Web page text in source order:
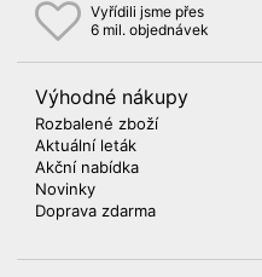
Vyřídili jsme přes
6 mil. objednávek
Výhodné nákupy
Rozbalené zboží
Aktuální leták
Akční nabídka
Novinky
Doprava zdarma